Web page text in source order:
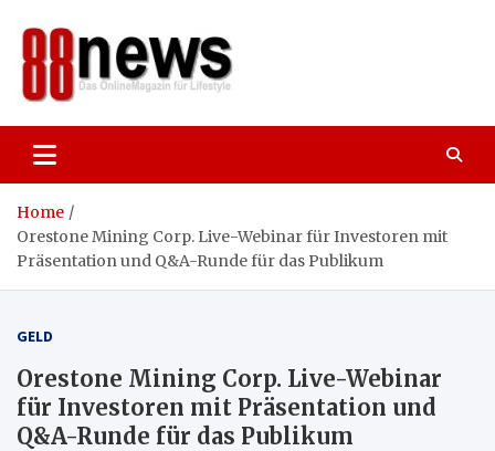
content
Home
Orestone Mining Corp. Live-Webinar für Investoren mit
Präsentation und Q&A-Runde für das Publikum
GELD
Orestone Mining Corp. Live-Webinar
für Investoren mit Präsentation und
Q&A-Runde für das Publikum